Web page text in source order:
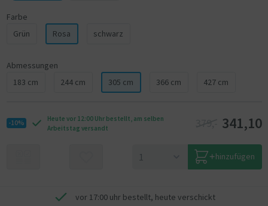
Farbe
Grün
Rosa schwarz
Abmessungen
183 cm
244 cm 305 cm 366 cm 427 cm
-10%
Heute vor 12:00 Uhr bestellt, am selben
Arbeitstag versandt
341,10
hinzufügen
vor 17:00 uhr bestellt, heute verschickt